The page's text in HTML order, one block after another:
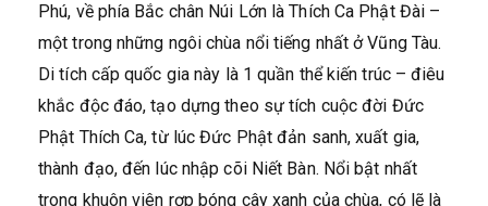
Phú, về phía Bắc chân Núi Lớn là Thích Ca Phật Đài –
một trong những ngôi chùa nổi tiếng nhất ở Vũng Tàu.
Di tích cấp quốc gia này là 1 quần thể kiến trúc – điêu
khắc độc đáo, tạo dựng theo sự tích cuộc đời Đức
Phật Thích Ca, từ lúc Đức Phật đản sanh, xuất gia,
thành đạo, đến lúc nhập cõi Niết Bàn. Nổi bật nhất
trong khuôn viên rợp bóng cây xanh của chùa, có lẽ là